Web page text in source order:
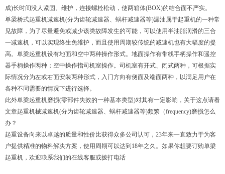
成)长时间没人紧固、维护，连接螺栓松动，使两箱体(BOX)的结合面不严实。
单梁桥式起重机减速机(分为齿轮减速器、蜗杆减速器等)漏油属于起重机的一种常
见故障，为了尽量避免或减少该类故障发生的可能，可以使用半油脂润滑的三合
一减速机，可以实现终生免维护，而且使用周期较传统的减速机也有大幅度的提
高。单梁起重机设有地面和空中两种操作形式。地面操作有带线手柄操作和遥控
器手柄操作两种；空中操作指司机室操作。司机室有开式、闭式两种，可根据实
际情况分为左或右面安装两种形式，入门方向有侧面及端面两种，以满足用户在
各种不同需要的情况下进行选择。
此外单梁起重机磨损(零部件失效的一种基本类型)对其有一定影响，关于这点请看
文章起重机械减速机(分为齿轮减速器、蜗杆减速器等)频繁（frequency)磨损怎么
办？
起重设备向来以卓越的质量和性价比获得众多公司认可，23年来一直致力于为客
户提供精准的物料解决方案，使用周期可以达到18年之久。如果你想要订购单梁
起重机，欢迎联系我们的在线客服或拨打电话